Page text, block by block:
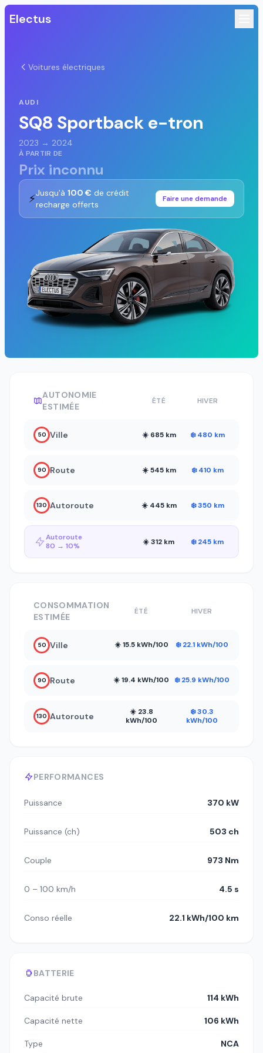
Electus
Voitures électriques
AUDI
SQ8 Sportback e-tron
2023 → 2024
À PARTIR DE
Prix inconnu
⚡Jusqu'à 100 € de crédit
recharge offerts
Faire une demande
AUTONOMIE
ESTIMÉE
ÉTÉ HIVER
50 Ville ☀️ 685 km ❄️ 480 km
90 Route ☀️ 545 km ❄️ 410 km
130 Autoroute ☀️ 445 km ❄️ 350 km
Autoroute
80 → 10%
☀️ 312 km ❄️ 245 km
PERFORMANCES
Puissance 370 kW
Puissance (ch) 503 ch
Couple 973 Nm
0 – 100 km/h 4.5 s
Conso réelle 22.1 kWh/100 km
BATTERIE
Capacité brute 114 kWh
Capacité nette 106 kWh
Type NCA
CONSOMMATION
ESTIMÉE
ÉTÉ HIVER
50 Ville ☀️ 15.5 kWh/100 ❄️ 22.1 kWh/100
90 Route ☀️ 19.4 kWh/100 ❄️ 25.9 kWh/100
130 Autoroute
☀️ 23.8
kWh/100
❄️ 30.3
kWh/100